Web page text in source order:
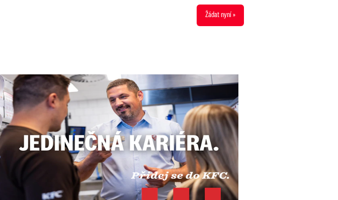
Žádat nyní »